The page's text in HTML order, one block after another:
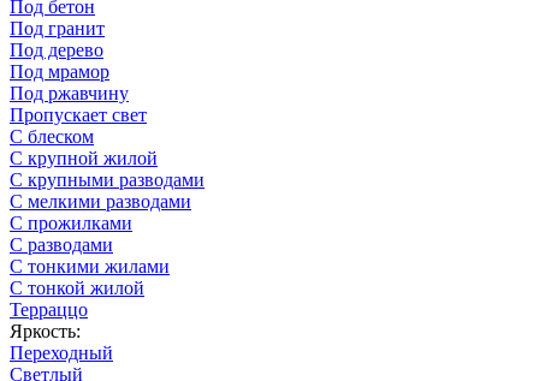
Под бетон
Под гранит
Под дерево
Под мрамор
Под ржавчину
Пропускает свет
С блеском
С крупной жилой
С крупными разводами
С мелкими разводами
С прожилками
С разводами
С тонкими жилами
С тонкой жилой
Терраццо
Яркость:
Переходный
Светлый